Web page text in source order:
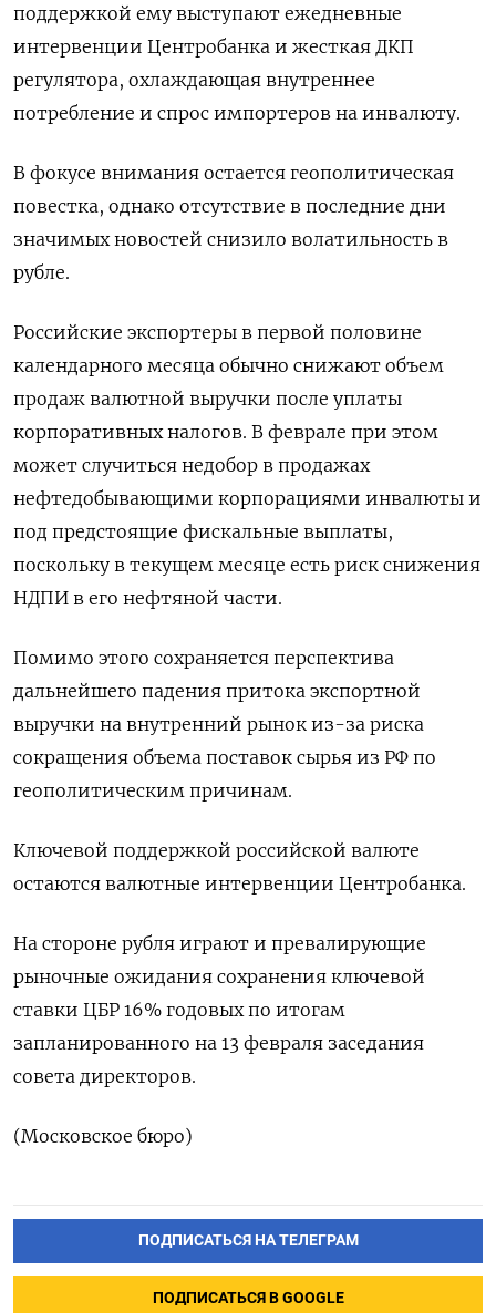
поддержкой ему выступают ежедневные
интервенции Центробанка и жесткая ДКП
регулятора, охлаждающая внутреннее
потребление и спрос импортеров на инвалюту.
В фокусе внимания ​остается геополитическая
повестка, однако отсутствие в последние дни
⁠значимых новостей снизило волатильность в
рубле.
Российские экспортеры в первой половине
календарного месяца обычно снижают объем
продаж валютной выручки после уплаты
корпоративных налогов. В феврале при этом
может случиться недобор в продажах
‌нефтедобывающими корпорациями инвалюты и
под предстоящие фискальные выплаты,
поскольку в текущем месяце есть риск снижения
НДПИ в его нефтяной части.
Помимо этого ‌сохраняется перспектива
дальнейшего падения притока экспортной
выручки на внутренний рынок из-за риска
сокращения объема поставок сырья из РФ по
геополитическим причинам.
Ключевой поддержкой ​российской валюте
остаются валютные интервенции Центробанка.
На стороне рубля играют и превалирующие
рыночные ожидания сохранения ключевой
ставки ЦБР ‌16% годовых по итогам
запланированного на 13 февраля заседания
совета директоров.
(Московское бюро)
ПОДПИСАТЬСЯ НА ТЕЛЕГРАМ
ПОДПИСАТЬСЯ В GOOGLE